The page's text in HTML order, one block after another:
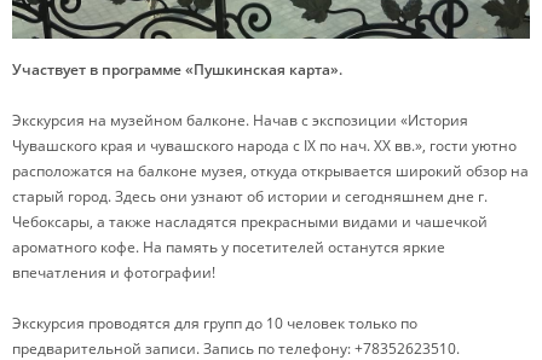
Участвует в программе «Пушкинская карта».
Экскурсия на музейном балконе. Начав с экспозиции «История
Чувашского края и чувашского народа с IX по нач. XX вв.», гости уютно
расположатся на балконе музея, откуда открывается широкий обзор на
старый город. Здесь они узнают об истории и сегодняшнем дне г.
Чебоксары, а также насладятся прекрасными видами и чашечкой
ароматного кофе. На память у посетителей останутся яркие
впечатления и фотографии!
Экскурсия проводятся для групп до 10 человек только по
предварительной записи. Запись по телефону: +78352623510.